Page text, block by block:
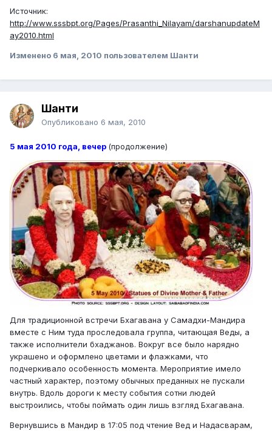
Источник:
http://www.sssbpt.org/Pages/Prasanthi_Nilayam/darshanupdateM
ay2010.html
Изменено 6 мая, 2010 пользователем Шанти
Шанти
Опубликовано 6 мая, 2010
5 мая 2010 года, вечер (продолжение)
Для традиционной встречи Бхагавана у Самадхи-Мандира
вместе с Ним туда проследовала группа, читающая Веды, а
также исполнители бхаджанов. Вокруг все было нарядно
украшено и оформлено цветами и флажками, что
подчеркивало особенность момента. Мероприятие имело
частный характер, поэтому обычных преданных не пускали
внутрь. Вдоль дороги к месту события сотни людей
выстроились, чтобы поймать один лишь взгляд Бхагавана.
Вернувшись в Мандир в 17:05 под чтение Вед и Надасварам,